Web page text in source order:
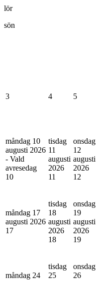
lör
sön
3 4 5
måndag 10
augusti 2026
- Vald
avresedag
10
tisdag
11
augusti
2026
11
onsdag
12
augusti
2026
12
måndag 17
augusti 2026
17
tisdag
18
augusti
2026
18
onsdag
19
augusti
2026
19
måndag 24
tisdag
25
onsdag
26